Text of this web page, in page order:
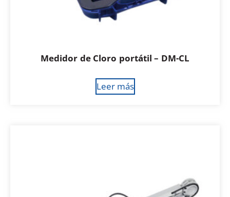
Medidor de Cloro portátil – DM-CL
Leer más